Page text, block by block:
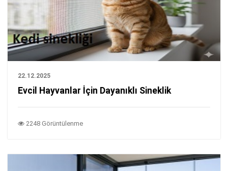
22.12.2025
Evcil Hayvanlar İçin Dayanıklı Sineklik
2248 Görüntülenme